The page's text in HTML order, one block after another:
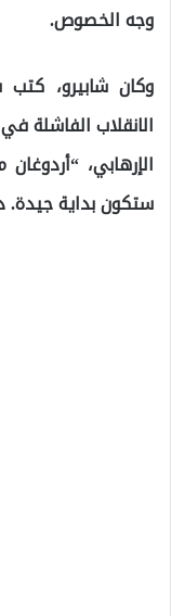
وجه الخصوص.
وكان شابيرو،
الإرهابي،
ستكون بداية جيدة.